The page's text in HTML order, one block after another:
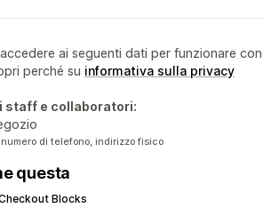
ai seguenti dati per funzionare con
perché su informativa sulla privacy
staff e collaboratori:
di telefono, indirizzo fisico
questa
Blocks